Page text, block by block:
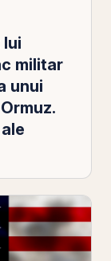
militar
unui